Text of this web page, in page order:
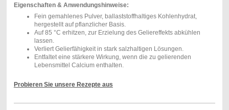
Eigenschaften & Anwendungshinweise:
Fein gemahlenes Pulver, ballaststoffhaltiges Kohlenhydrat,
hergestellt auf pflanzlicher Basis.
Auf 85 °C erhitzen, zur Erzielung des Geliereffekts abkühlen
lassen.
Verliert Gelierfähigkeit in stark salzhaltigen Lösungen.
Entfaltet eine stärkere Wirkung, wenn die zu gelierenden
Lebensmittel Calcium enthalten.
Probieren Sie unsere Rezepte aus